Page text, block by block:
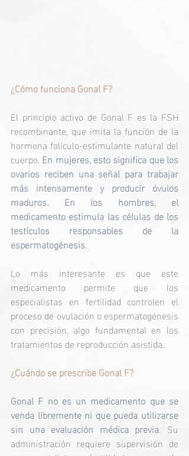
¿Cómo funciona Gonal F?
El principio activo de Gonal F es la FSH
recombinante, que imita la función de la
hormona folículo-estimulante natural del
cuerpo. En mujeres, esto significa que los
ovarios reciben una señal para trabajar
más intensamente y producir óvulos
maduros. En los hombres, el
medicamento estimula las células de los
testículos responsables de la
espermatogénesis.
Lo más interesante es que este
medicamento permite que los
especialistas en fertilidad controlen el
proceso de ovulación o espermatogénesis
con precisión, algo fundamental en los
tratamientos de reproducción asistida.
¿Cuándo se prescribe Gonal F?
Gonal F no es un medicamento que se
venda libremente ni que pueda utilizarse
sin una evaluación médica previa. Su
administración requiere supervisión de